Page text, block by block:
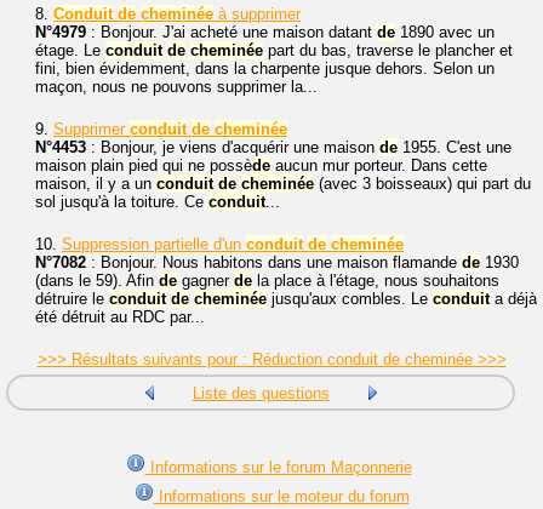
8. Conduit de cheminée à supprimer
N°4979 : Bonjour. J'ai acheté une maison datant de 1890 avec un
étage. Le conduit de cheminée part du bas, traverse le plancher et
fini, bien évidemment, dans la charpente jusque dehors. Selon un
maçon, nous ne pouvons supprimer la...
9. Supprimer conduit de cheminée
N°4453 : Bonjour, je viens d'acquérir une maison de 1955. C'est une
maison plain pied qui ne possède aucun mur porteur. Dans cette
maison, il y a un conduit de cheminée (avec 3 boisseaux) qui part du
sol jusqu'à la toiture. Ce conduit
10. Suppression partielle d'un conduit de cheminée
N°7082 : Bonjour. Nous habitons dans une maison flamande de 1930
(dans le 59). Afin de gagner de la place à l'étage, nous souhaitons
détruire le conduit de cheminée jusqu'aux combles. Le conduit a déjà
été détruit au RDC par...
>>> Résultats suivants pour : Réduction conduit de cheminée >>>
Liste des questions
Informations sur le forum Maçonnerie
Informations sur le moteur du forum